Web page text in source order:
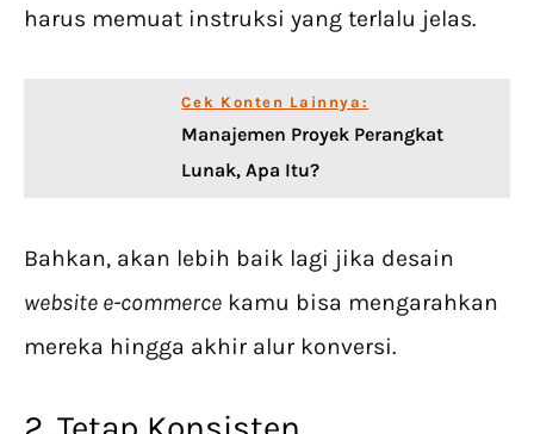
harus memuat instruksi yang terlalu jelas.
Cek Konten Lainnya:
Manajemen Proyek Perangkat
Lunak, Apa Itu?
Bahkan, akan lebih baik lagi jika desain
website e-commerce kamu bisa mengarahkan
mereka hingga akhir alur konversi.